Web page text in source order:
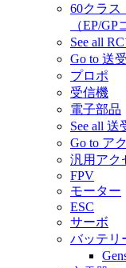
60クラス
（EP/GP
See all
Go to 送
プロポ
受信機
電子部品
See all 送
Go to ア
汎用アク
FPV
モーター
ESC
サーボ
バッテリ